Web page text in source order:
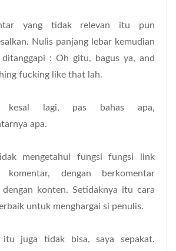
yang tidak relevan itu pun
Nulis panjang lebar kemudian
ditanggapi : Oh gitu, bagus ya, and
fucking like that lah.
kesal lagi, pas bahas apa,
apa.
mengetahui fungsi fungsi link
komentar, dengan berkomentar
dengan konten. Setidaknya itu cara
untuk menghargai si penulis.
itu juga tidak bisa, saya sepakat.